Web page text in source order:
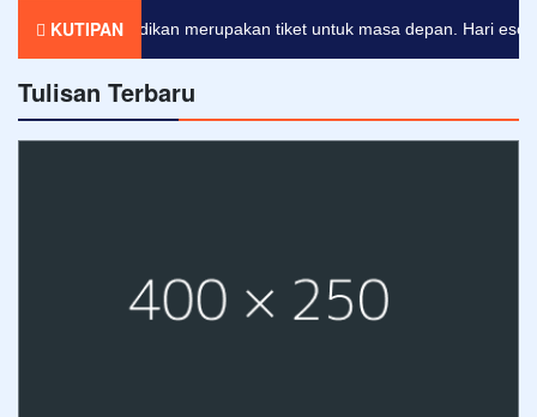
KUTIPAN
Pendidikan merupakan tiket untuk masa depan. Hari esok
Tulisan Terbaru